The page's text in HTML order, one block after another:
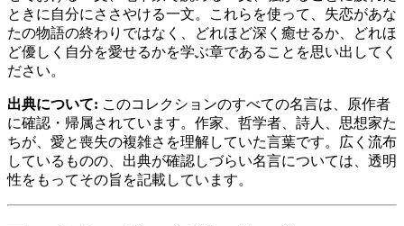
ときに自分にささやける一文。これらを使って、失恋があな
たの物語の終わりではなく、どれほど深く癒せるか、どれほ
ど優しく自分を愛せるかを学ぶ章であることを思い出してく
ださい。
出典について: このコレクションのすべての名言は、原作者
に確認・帰属されています。作家、哲学者、詩人、思想家た
ちが、愛と喪失の複雑さを理解していた言葉です。広く流布
しているものの、出典が確認しづらい名言については、透明
性をもってその旨を記載しています。